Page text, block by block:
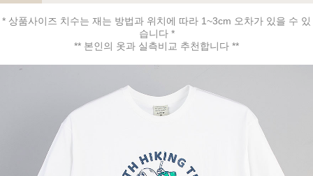
* 상품사이즈 치수는 재는 방법과 위치에 따라 1~3cm 오차가 있을 수 있
습니다 *
** 본인의 옷과 실측비교 추천합니다 **